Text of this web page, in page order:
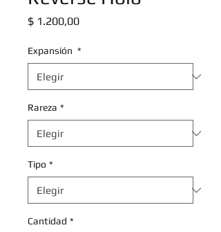
$ 1.200,00Precio
Expansión *
Rareza *
Tipo *
Cantidad *